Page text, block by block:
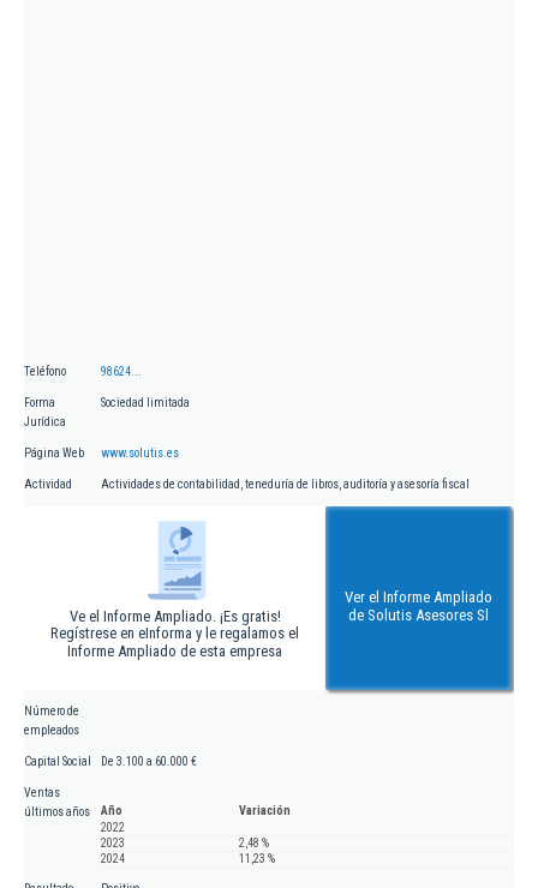
Teléfono 98624...
Forma
Jurídica
Sociedad limitada
Página Web www.solutis.es
Actividad Actividades de contabilidad, teneduría de libros, auditoría y asesoría fiscal
Ve el Informe Ampliado. ¡Es gratis!
Regístrese en eInforma y le regalamos el
Informe Ampliado de esta empresa
Ver el Informe Ampliado
de Solutis Asesores Sl
Número de
empleados
Capital Social De 3.100 a 60.000 €
Ventas
últimos años
Año
Variación
2022
2023
2,48 %
2024
11,23 %